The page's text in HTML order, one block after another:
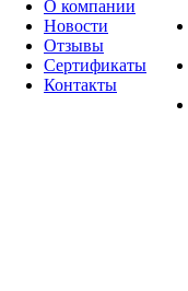
О компании
Новости
Отзывы
Сертификаты
Контакты